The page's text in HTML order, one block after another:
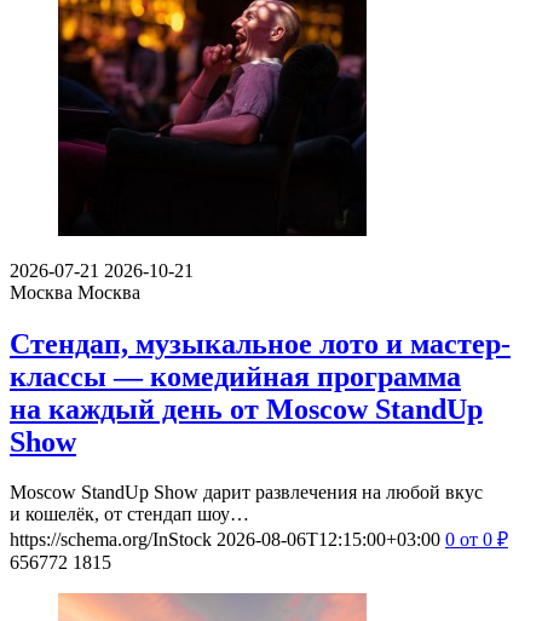
2026-07-21 2026-10-21
Москва Москва
Стендап, музыкальное лото и мастер-
классы — комедийная программа
на каждый день от Moscow StandUp
Show
Moscow StandUp Show дарит развлечения на любой вкус
и кошелёк, от стендап шоу…
https://schema.org/InStock 2026-08-06T12:15:00+03:00 0 от 0 ₽
656772 1815